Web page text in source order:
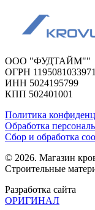
ООО "ФУДТАЙМ""
ОГРН 1195081033971
ИНН 5024195799
КПП 502401001
Политика
Обработка
Сбор и обработка
© 2026. Магазин
Строительные
Разработка сайта
ОРИГИНАЛ